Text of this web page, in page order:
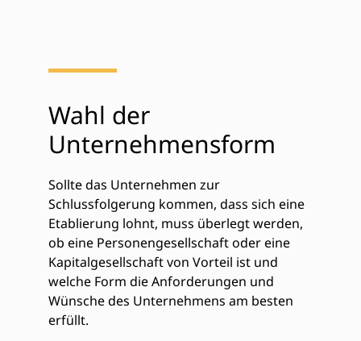
Wahl der
Unternehmensform
Sollte das Unternehmen zur
Schlussfolgerung kommen, dass sich eine
Etablierung lohnt, muss überlegt werden,
ob eine Personengesellschaft oder eine
Kapitalgesellschaft von Vorteil ist und
welche Form die Anforderungen und
Wünsche des Unternehmens am besten
erfüllt.